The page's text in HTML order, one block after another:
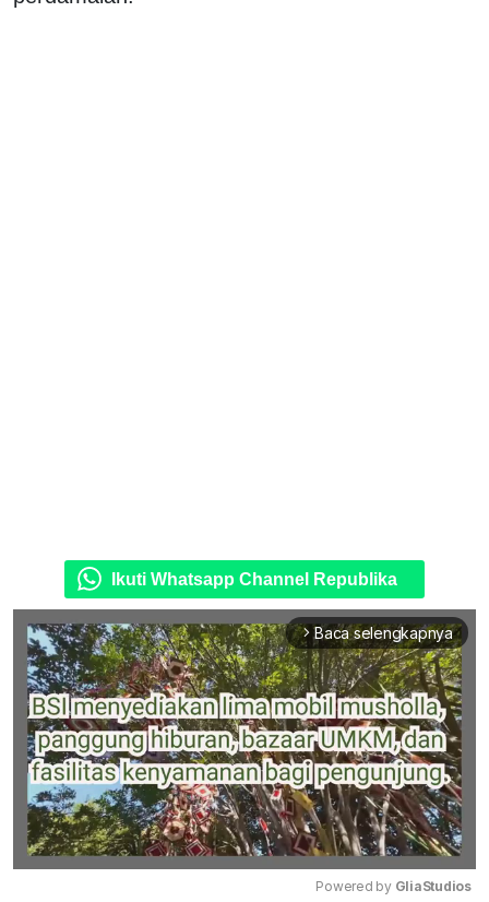
Ikuti Whatsapp Channel Republika
arrow_forward_ios Baca selengkapnya
Powered by GliaStudios